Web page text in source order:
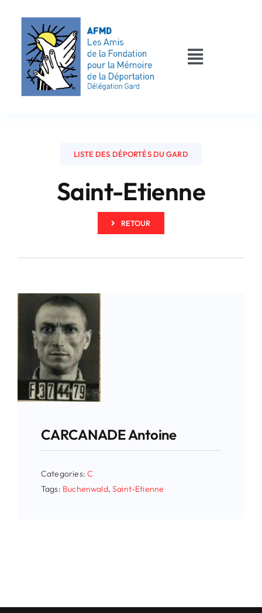
contenu
Toggle
AFMD 30
LISTE DES DÉPORTÉS DU GARD
Saint-Etienne
RETOUR
CARCANADE Antoine
Categories:C
Tags: Buchenwald,Saint-Etienne